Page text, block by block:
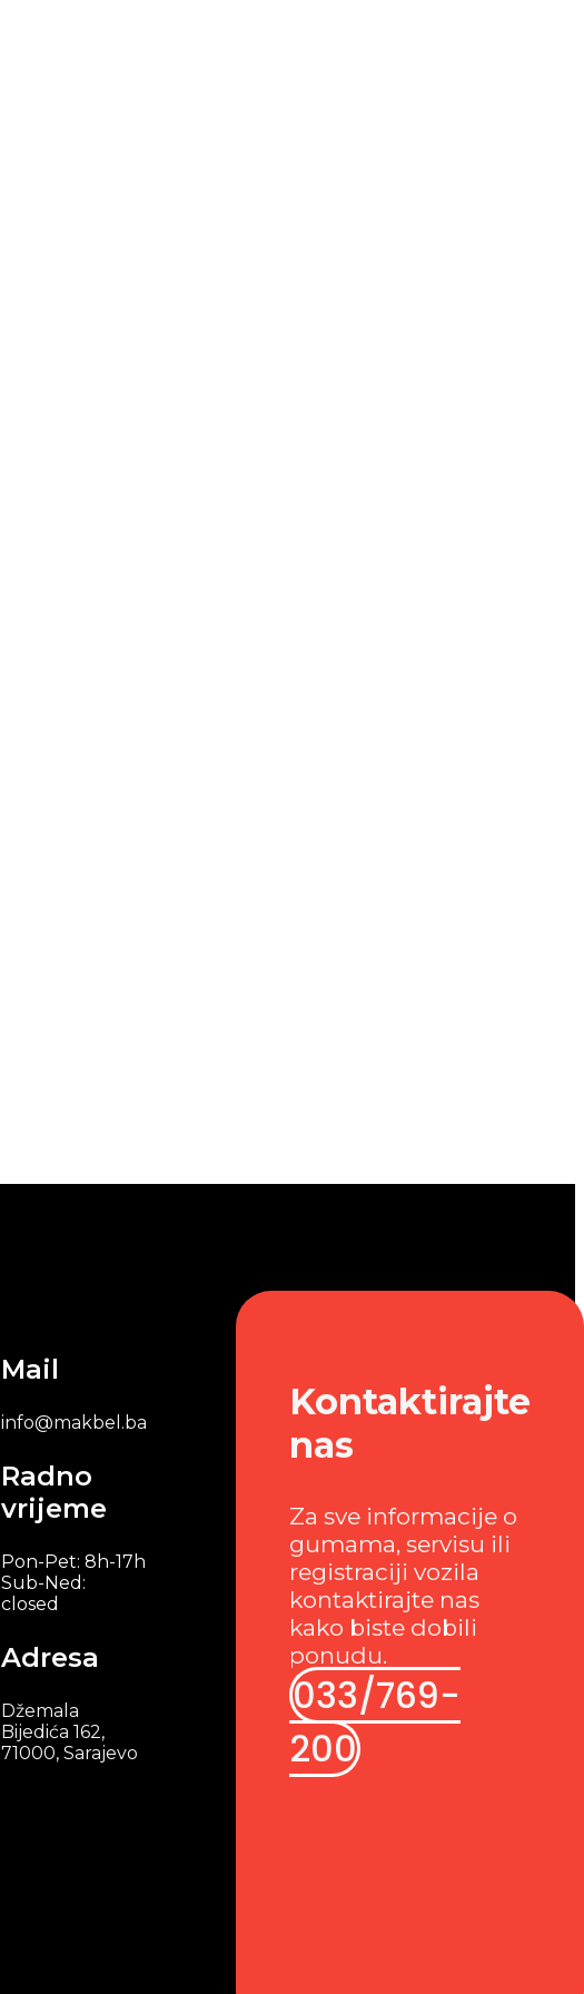
Mail
info@makbel.ba
Radno
vrijeme
Pon-Pet: 8h-17h
Sub-Ned:
closed
Adresa
Džemala
Bijedića 162,
71000, Sarajevo
Kontaktirajte
nas
Za sve informacije o
gumama, servisu ili
registraciji vozila
kontaktirajte nas
kako biste dobili
ponudu.
033/769-
200